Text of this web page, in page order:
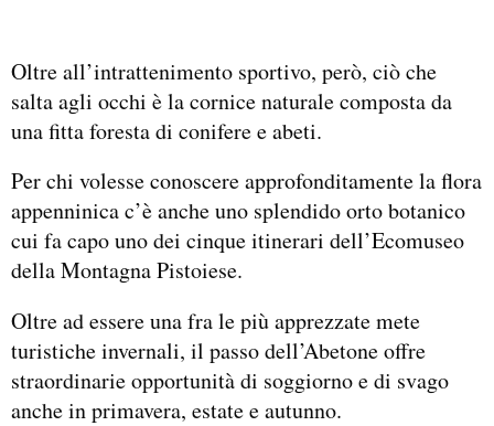
Oltre all’intrattenimento sportivo, però, ciò che
salta agli occhi è la cornice naturale composta da
una fitta foresta di conifere e abeti.
Per chi volesse conoscere approfonditamente la flora
appenninica c’è anche uno splendido orto botanico
cui fa capo uno dei cinque itinerari dell’Ecomuseo
della Montagna Pistoiese.
Oltre ad essere una fra le più apprezzate mete
turistiche invernali, il passo dell’Abetone offre
straordinarie opportunità di soggiorno e di svago
anche in primavera, estate e autunno.